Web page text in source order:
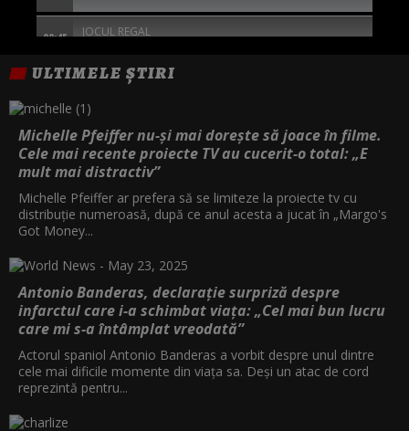
00:45 JOCUL REGAL
GREU DE UCIS 2
04:30
ULTIMELE ȘTIRI
Michelle Pfeiffer nu-și mai dorește să joace în filme.
Cele mai recente proiecte TV au cucerit-o total: „E
mult mai distractiv”
Michelle Pfeiffer ar prefera să se limiteze la proiecte tv cu
distribuție numeroasă, după ce anul acesta a jucat în „Margo's
Got Money...
Antonio Banderas, declarație surpriză despre
infarctul care i-a schimbat viața: „Cel mai bun lucru
care mi s-a întâmplat vreodată”
Actorul spaniol Antonio Banderas a vorbit despre unul dintre
cele mai dificile momente din viața sa. Deși un atac de cord
reprezintă pentru...